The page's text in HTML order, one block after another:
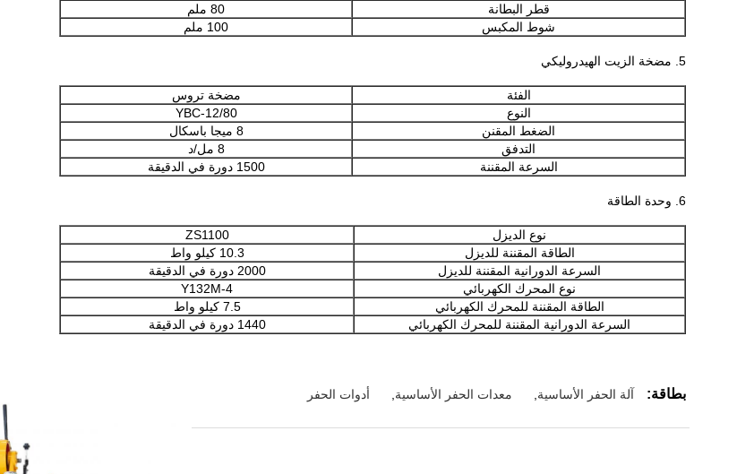
قطر البطانة
80 ملم
شوط المكبس
100 ملم
5. مضخة الزيت الهيدروليكي
الفئة
مضخة تروس
النوع
YBC-12/80
الضغط المقنن
8 ميجا باسكال
التدفق
8 مل/د
السرعة المقننة
1500 دورة في الدقيقة
6. وحدة الطاقة
نوع الديزل
ZS1100
الطاقة المقننة للديزل
10.3 كيلو واط
السرعة الدورانية المقننة للديزل
2000 دورة في الدقيقة
نوع المحرك الكهربائي
Y132M-4
الطاقة المقننة للمحرك الكهربائي
7.5 كيلو واط
السرعة الدورانية المقننة للمحرك الكهربائي
1440 دورة في الدقيقة
بطاقة: آلة الحفر الأساسية معدات الحفر الأساسية أدوات الحفر